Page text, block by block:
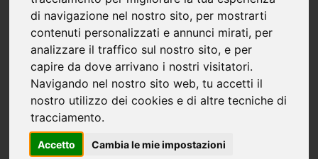
di navigazione nel nostro sito, per mostrarti
contenuti personalizzati e annunci mirati, per
analizzare il traffico sul nostro sito, e per
capire da dove arrivano i nostri visitatori.
Navigando nel nostro sito web, tu accetti il
nostro utilizzo dei cookies e di altre tecniche di
tracciamento.
Accetto Cambia le mie impostazioni